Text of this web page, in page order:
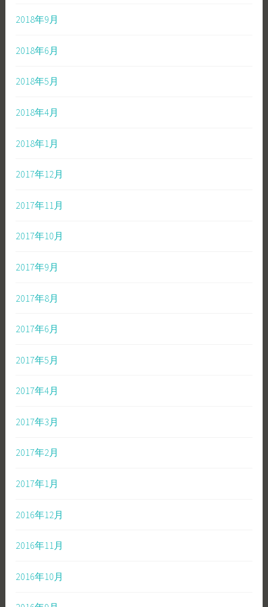
2018年9月
2018年6月
2018年5月
2018年4月
2018年1月
2017年12月
2017年11月
2017年10月
2017年9月
2017年8月
2017年6月
2017年5月
2017年4月
2017年3月
2017年2月
2017年1月
2016年12月
2016年11月
2016年10月